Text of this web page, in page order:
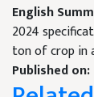
English
2024
ton of crop in
Published on: